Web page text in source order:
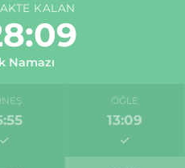
KALAN
Namazı
ÖĞLE
13:09